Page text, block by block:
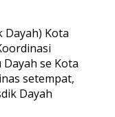
Dayah) Kota
se Kota
setempat,
Dayah